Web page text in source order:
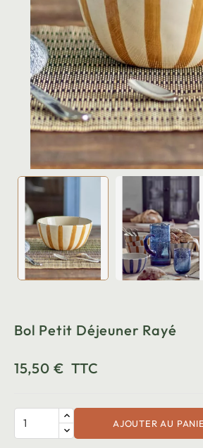
Bol Petit Déjeuner Rayé
15,50 € TTC
AJOUTER AU